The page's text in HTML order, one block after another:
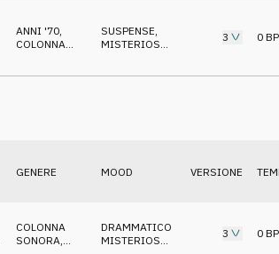
ANNI '70
COLONNA
SUSPENSE
MISTERIOSO
3 0
GENERE MOOD VERSIONE
COLONNA
SONORA
DRAMMATICO
MISTERIOSO
3 0